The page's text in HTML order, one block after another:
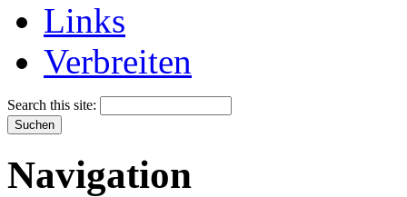
Links
Verbreiten
Search this site:
Navigation